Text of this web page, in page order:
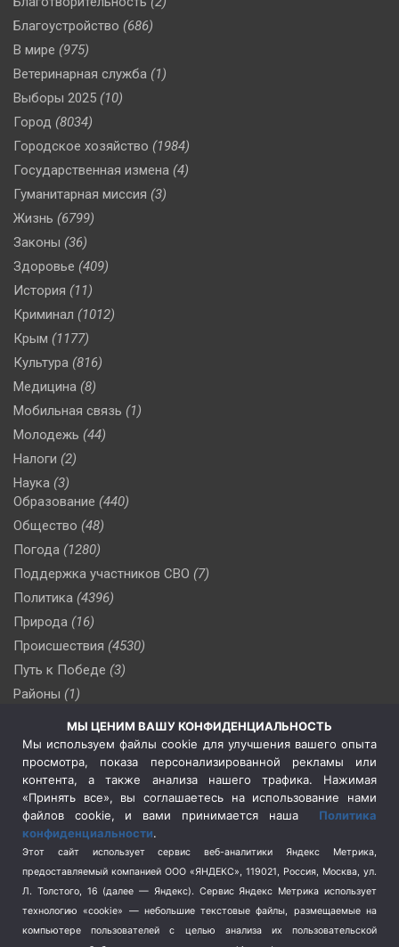
Благоустройство (686)
В мире (975)
Ветеринарная служба (1)
Выборы 2025 (10)
Город (8034)
Городское хозяйство (1984)
Государственная измена (4)
Гуманитарная миссия (3)
Жизнь (6799)
Законы (36)
Здоровье (409)
История (11)
Криминал (1012)
Крым (1177)
Культура (816)
Медицина (8)
Мобильная связь (1)
Молодежь (44)
Налоги (2)
Наука (3)
Образование (440)
Общество (48)
Погода (1280)
Поддержка участников СВО (7)
Политика (4396)
Природа (16)
Происшествия (4530)
Путь к Победе (3)
Районы (1)
(509)
Сельское хозяйство (3)
Социальная политика
(3)
Спецоперация в Украине
Спецоперация на Украине
(404)
Спорт (740)
Терроризм (1)
Транспорт (262)
Туризм (178)
МЫ ЦЕНИМ ВАШУ КОНФИДЕНЦИАЛЬНОСТЬ
Мы используем файлы cookie для улучшения вашего опыта
просмотра, показа персонализированной рекламы или
контента, а также анализа нашего трафика. Нажимая
«Принять все», вы соглашаетесь на использование нами
файлов cookie, и вами принимается наша Политика
конфиденциальности.
Этот сайт использует сервис веб-аналитики Яндекс Метрика,
предоставляемый компанией ООО «ЯНДЕКС», 119021, Россия, Москва, ул.
Л. Толстого, 16 (далее — Яндекс). Сервис Яндекс Метрика использует
технологию «cookie» — небольшие текстовые файлы, размещаемые на
компьютере пользователей с целью анализа их пользовательской